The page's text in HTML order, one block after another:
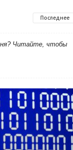
Последнее
Читайте, чтобы